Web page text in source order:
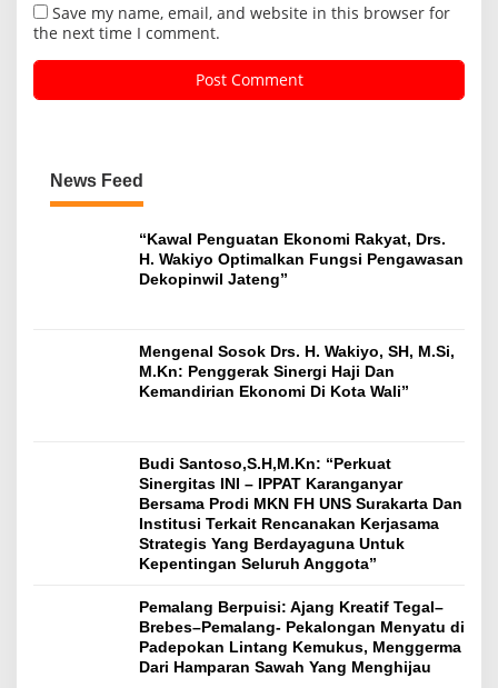
Save my name, email, and website in this browser for
the next time I comment.
News Feed
“Kawal Penguatan Ekonomi Rakyat, Drs.
H. Wakiyo Optimalkan Fungsi Pengawasan
Dekopinwil Jateng”
Mengenal Sosok Drs. H. Wakiyo, SH, M.Si,
M.Kn: Penggerak Sinergi Haji Dan
Kemandirian Ekonomi Di Kota Wali”
Budi Santoso,S.H,M.Kn: “Perkuat
Sinergitas INI – IPPAT Karanganyar
Bersama Prodi MKN FH UNS Surakarta Dan
Institusi Terkait Rencanakan Kerjasama
Strategis Yang Berdayaguna Untuk
Kepentingan Seluruh Anggota”
Pemalang Berpuisi: Ajang Kreatif Tegal–
Brebes–Pemalang- Pekalongan Menyatu di
Padepokan Lintang Kemukus, Menggerma
Dari Hamparan Sawah Yang Menghijau